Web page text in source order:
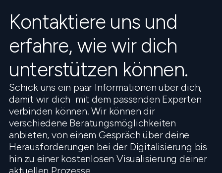
Kontaktiere uns und
erfahre, wie wir dich
unterstützen können.
Schick uns ein paar Informationen über dich,
damit wir dich mit dem passenden Experten
verbinden können. Wir können dir
verschiedene Beratungsmöglichkeiten
anbieten, von einem Gespräch über deine
Herausforderungen bei der Digitalisierung bis
hin zu einer kostenlosen Visualisierung deiner
aktuellen Prozesse.